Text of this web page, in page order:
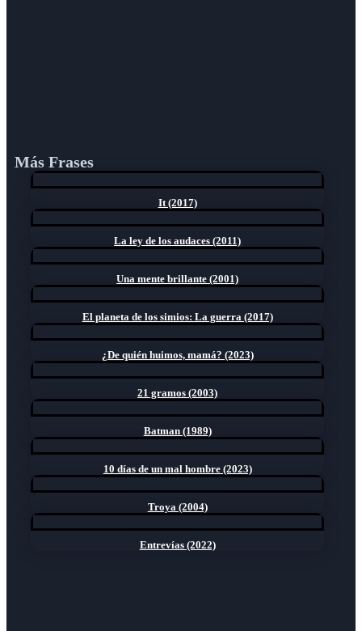
Más Frases
It (2017)
La ley de los audaces (2011)
Una mente brillante (2001)
El planeta de los simios: La guerra (2017)
¿De quién huimos, mamá? (2023)
21 gramos (2003)
Batman (1989)
10 días de un mal hombre (2023)
Troya (2004)
Entrevías (2022)